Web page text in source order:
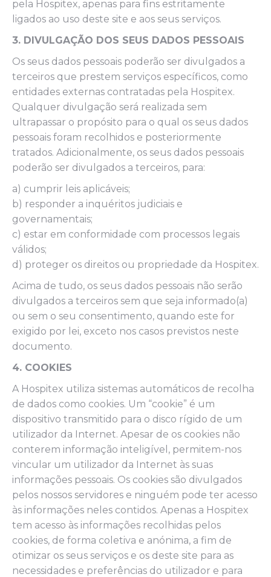
pela Hospitex, apenas para fins estritamente
ligados ao uso deste site e aos seus serviços.
3. DIVULGAÇÃO DOS SEUS DADOS PESSOAIS
Os seus dados pessoais poderão ser divulgados a
terceiros que prestem serviços específicos, como
entidades externas contratadas pela Hospitex.
Qualquer divulgação será realizada sem
ultrapassar o propósito para o qual os seus dados
pessoais foram recolhidos e posteriormente
tratados. Adicionalmente, os seus dados pessoais
poderão ser divulgados a terceiros, para:
a) cumprir leis aplicáveis;
b) responder a inquéritos judiciais e
governamentais;
c) estar em conformidade com processos legais
válidos;
d) proteger os direitos ou propriedade da Hospitex.
Acima de tudo, os seus dados pessoais não serão
divulgados a terceiros sem que seja informado(a)
ou sem o seu consentimento, quando este for
exigido por lei, exceto nos casos previstos neste
documento.
4. COOKIES
A Hospitex utiliza sistemas automáticos de recolha
de dados como cookies. Um “cookie” é um
dispositivo transmitido para o disco rígido de um
utilizador da Internet. Apesar de os cookies não
conterem informação inteligível, permitem-nos
vincular um utilizador da Internet às suas
informações pessoais. Os cookies são divulgados
pelos nossos servidores e ninguém pode ter acesso
às informações neles contidos. Apenas a Hospitex
tem acesso às informações recolhidas pelos
cookies, de forma coletiva e anónima, a fim de
otimizar os seus serviços e os deste site para as
necessidades e preferências do utilizador e para